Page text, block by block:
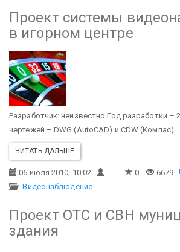
Проект системы
в игорном центре
Разработчик: неизвестно Год разработки –
чертежей – DWG (AutoCAD) и CDW (Компас)
ЧИТАТЬ ДАЛЬШЕ
06 июля 2010, 10:02 0 6679
Видеонаблюдение
Проект ОТС и СВН
здания